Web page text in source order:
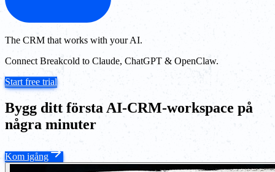
The CRM that works with your AI.
Connect Breakcold to Claude, ChatGPT & OpenClaw.
Start free trial
Bygg ditt första AI-CRM-workspace på
några minuter
Kom igång